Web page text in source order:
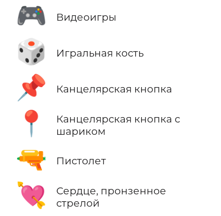
🎮 Видеоигры
🎲 Игральная кость
📌 Канцелярская кнопка
📍
Канцелярская кнопка с
шариком
🔫 Пистолет
💘
Сердце, пронзенное
стрелой